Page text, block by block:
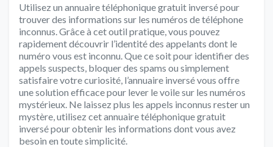
Utilisez un annuaire téléphonique gratuit inversé pour
trouver des informations sur les numéros de téléphone
inconnus. Grâce à cet outil pratique, vous pouvez
rapidement découvrir l’identité des appelants dont le
numéro vous est inconnu. Que ce soit pour identifier des
appels suspects, bloquer des spams ou simplement
satisfaire votre curiosité, l’annuaire inversé vous offre
une solution efficace pour lever le voile sur les numéros
mystérieux. Ne laissez plus les appels inconnus rester un
mystère, utilisez cet annuaire téléphonique gratuit
inversé pour obtenir les informations dont vous avez
besoin en toute simplicité.